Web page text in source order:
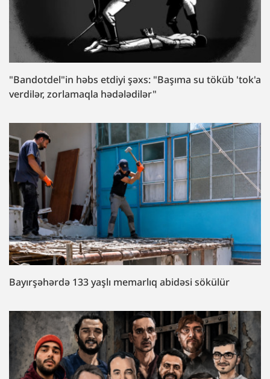
"Bandotdel"in həbs etdiyi şəxs: "Başıma su töküb 'tok'a
verdilər, zorlamaqla hədələdilər"
Bayırşəhərdə 133 yaşlı memarlıq abidəsi sökülür